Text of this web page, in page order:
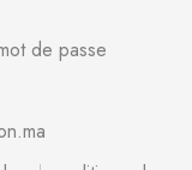
de passe